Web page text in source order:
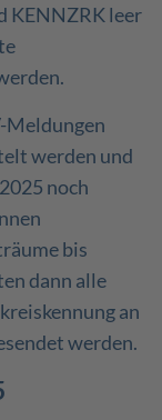
KENNZRK leer
Meldungen
werden und
noch
bis
dann alle
an
werden.